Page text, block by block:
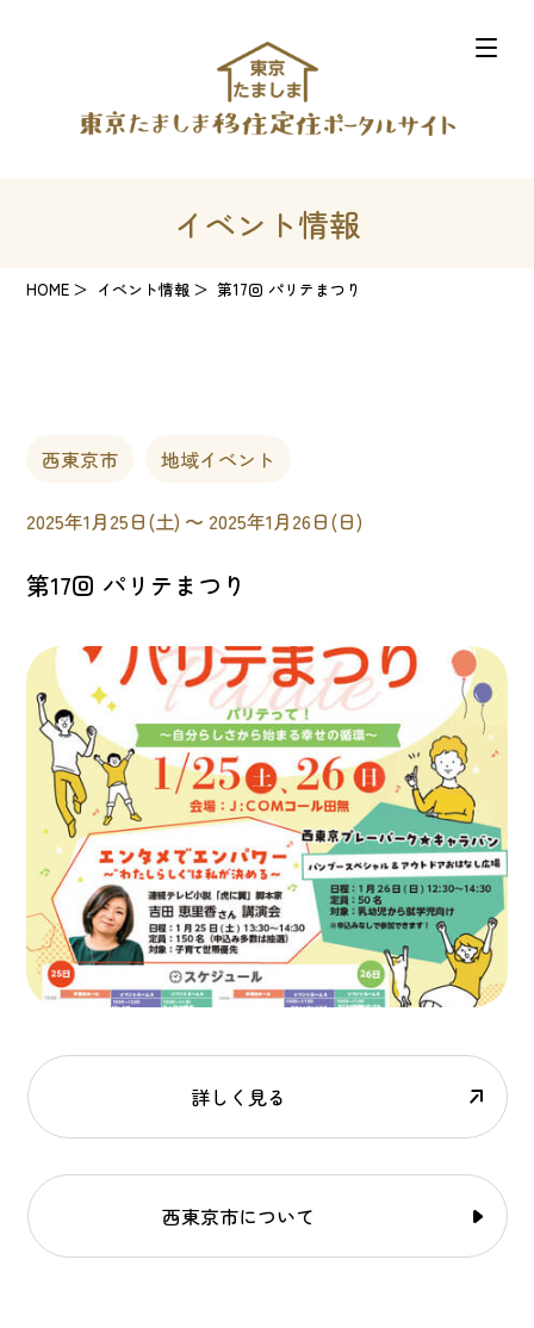
イベント情報
HOME イベント情報 第17回 パリテまつり
西東京市 地域イベント
2025年1月25日(土) 〜 2025年1月26日(日)
第17回 パリテまつり
詳しく見る
西東京市について